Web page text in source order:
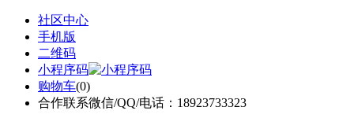
社区中心
手机版
二维码
小程序码
购物车(0)
合作联系微信/QQ/电话：18923733323